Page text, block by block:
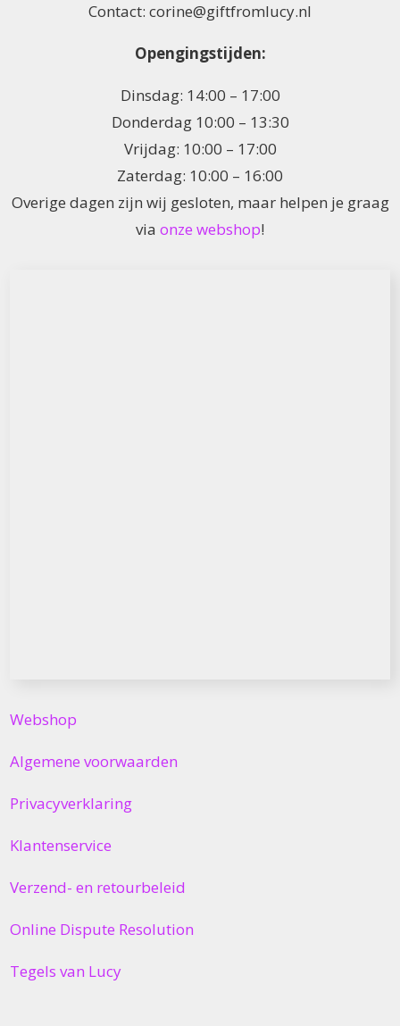
Contact: corine@giftfromlucy.nl
Opengingstijden:
Dinsdag: 14:00 – 17:00
Donderdag 10:00 – 13:30
Vrijdag: 10:00 – 17:00
Zaterdag: 10:00 – 16:00
Overige dagen zijn wij gesloten, maar helpen je graag
via onze webshop!
Webshop
Algemene voorwaarden
Privacyverklaring
Klantenservice
Verzend- en retourbeleid
Online Dispute Resolution
Tegels van Lucy